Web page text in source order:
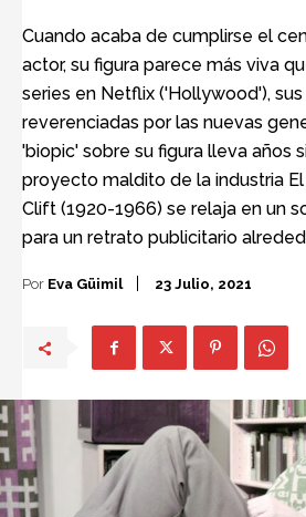
Cuando acaba de cumplirse el
actor, su figura parece más viva
series en Netflix ('Hollywood'),
reverenciadas por las nuevas
'biopic' sobre su figura lleva años
proyecto maldito de la industria
Clift (1920-1966) se relaja en un
para un retrato publicitario
Por Eva Güimil 23 Julio, 2021